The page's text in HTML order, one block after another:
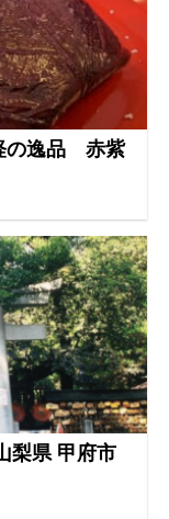
の逸品 赤紫
梨県 甲府市